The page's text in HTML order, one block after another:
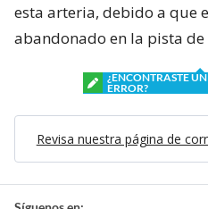
esta arteria, debido a que
abandonado en la pista
¿ENCONTRASTE UN
ERROR?
Revisa nuestra página de